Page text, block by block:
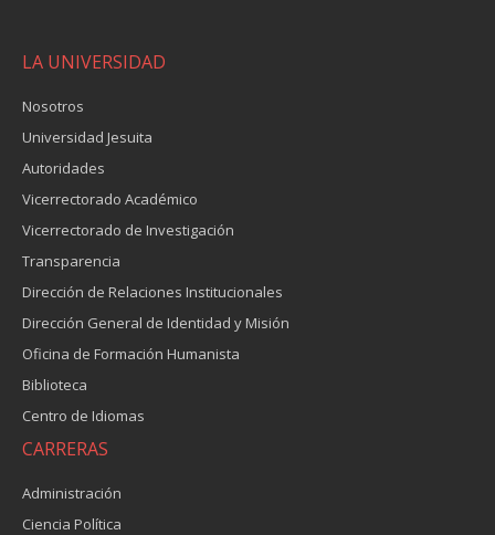
LA UNIVERSIDAD
Nosotros
Universidad Jesuita
Autoridades
Vicerrectorado Académico
Vicerrectorado de Investigación
Transparencia
Dirección de Relaciones Institucionales
Dirección General de Identidad y Misión
Oficina de Formación Humanista
Biblioteca
Centro de Idiomas
CARRERAS
Administración
Ciencia Política